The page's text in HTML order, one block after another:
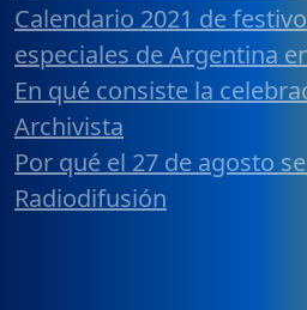
Calendario 2021 de
especiales de Argentina
En qué consiste la
Archivista
Por qué el 27 de agosto
Radiodifusión